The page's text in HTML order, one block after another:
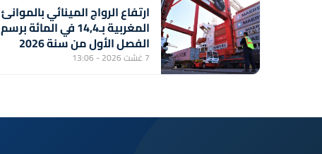
ارتفاع الرواج المينائي بالموانئ
المغربية بـ14,4 في المائة برسم
الفصل الأول من سنة 2026
7 غشت 2026 - 13:06